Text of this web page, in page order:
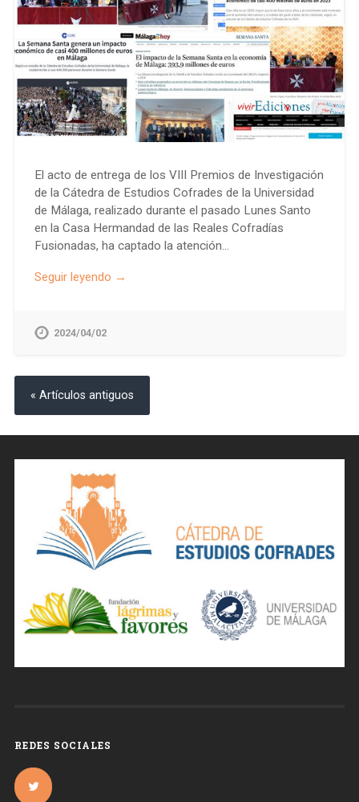
El acto de entrega de los VIII Premios de Investigación
de la Cátedra de Estudios Cofrades de la Universidad
de Málaga, realizado durante el pasado Lunes Santo
en la Casa Hermandad de las Reales Cofradías
Fusionadas, ha captado la atención…
Seguir leyendo →
2024/04/02
« Artículos antiguos
REDES SOCIALES